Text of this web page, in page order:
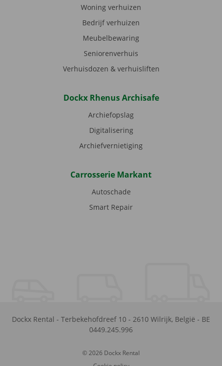
Woning verhuizen
Bedrijf verhuizen
Meubelbewaring
Seniorenverhuis
Verhuisdozen & verhuisliften
Dockx Rhenus Archisafe
Archiefopslag
Digitalisering
Archiefvernietiging
Carrosserie Markant
Autoschade
Smart Repair
Dockx Rental - Terbekehofdreef 10 - 2610 Wilrijk, België - BE
0449.245.996
© 2026 Dockx Rental